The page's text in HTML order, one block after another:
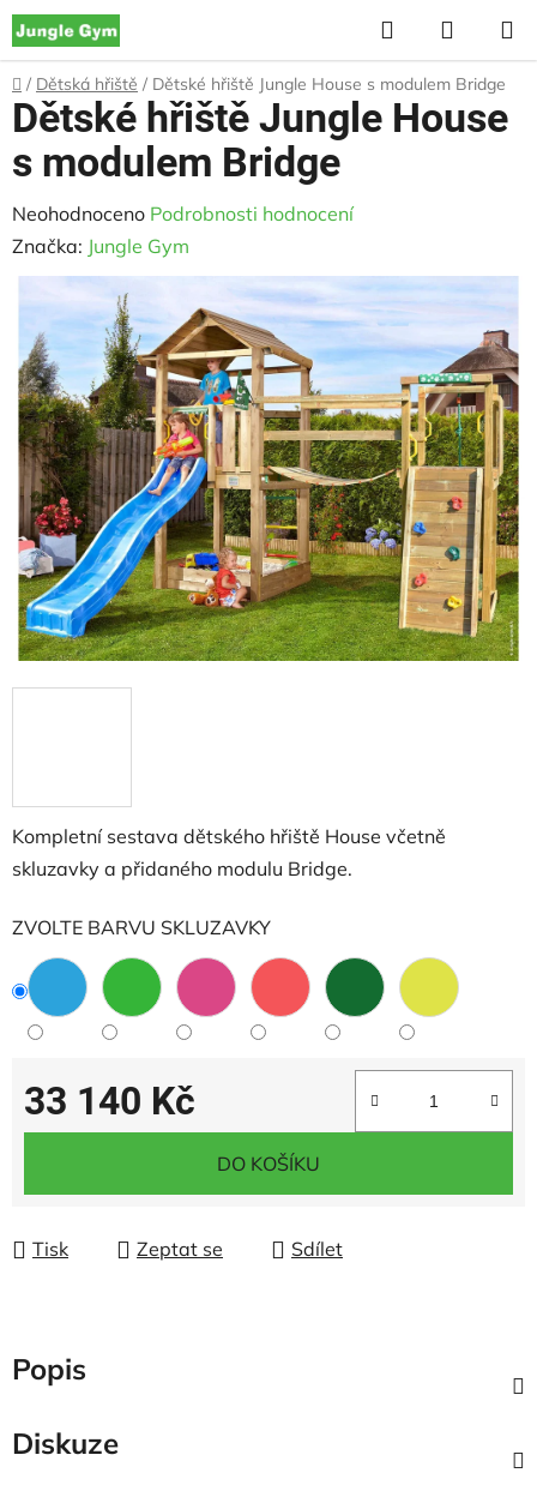
Přejít
na
obsah
Hledat
KOŠÍK
Domů
/ Dětská hřiště / Dětské hřiště Jungle House s modulem Bridge
Kompletní sestava dětského hřiště House včetně
skluzavky a přidaného modulu Bridge.
ZVOLTE BARVU SKLUZAVKY
33 140 Kč
Měrná cena:
DO KOŠÍKU
Tisk Zeptat se Sdílet
Dětské hřiště Jungle House
s modulem Bridge
Průměrné
hodnocení
produktu
0,0
z
5
hvězdiček.
Neohodnoceno Podrobnosti hodnocení
Značka: Jungle Gym
Popis
Diskuze